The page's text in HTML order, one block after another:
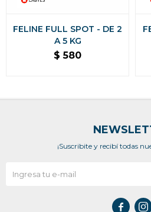
FELINE FULL SPOT - DE 2
A 5 KG
$ 580
¡Suscribite y recibí todas
 